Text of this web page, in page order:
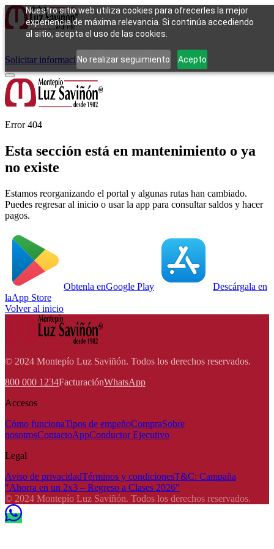
Nuestro sitio web utiliza cookies para ofrecerles la mejor
experiencia de máxima relevancia. Si continúa accediendo
al sitio, acepta el uso de las cookies.
No realizar seguimiento Acepto
Cómo funcionaTipos de empeñoCompraContacto
Solicitar información Iniciar sesión
Error 404
Esta sección está en mantenimiento o ya
no existe
Estamos reorganizando el portal y algunas rutas han cambiado.
Puedes regresar al inicio o usar la app para consultar saldos y hacer
pagos.
Obtenla enGoogle Play
Descárgala en
laApp Store
Volver al inicio
© 2024 Montepío Luz Saviñón. Todos los derechos reservados.
800 000 1234FacturaciónWhatsApp
Accesos
Cómo funcionaTipos de empeñoCompraSobre
nosotrosContactoAppConductor Ejecutivo
Legal
Aviso de privacidadTérminos y condicionesT&C: Campaña
"Ahorra en un 2x3 – Regreso a Clases 2026"
© 2024 Montepío Luz Saviñón. Todos los derechos reservados.